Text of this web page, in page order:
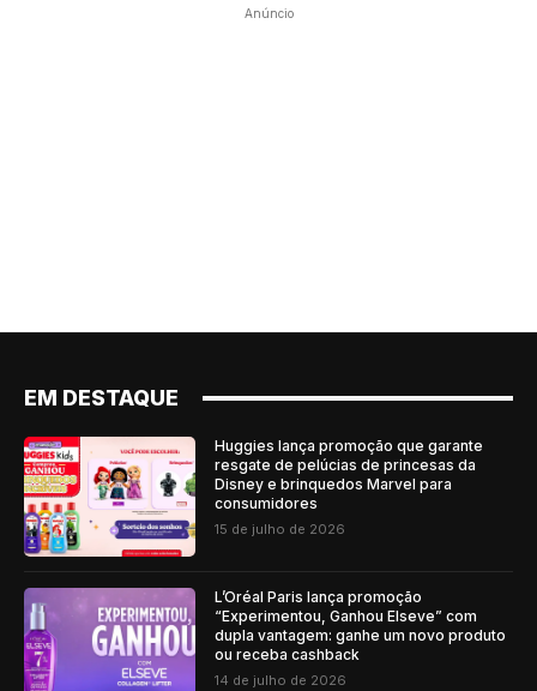
Anúncio
EM DESTAQUE
Huggies lança promoção que garante
resgate de pelúcias de princesas da
Disney e brinquedos Marvel para
consumidores
15 de julho de 2026
L’Oréal Paris lança promoção
“Experimentou, Ganhou Elseve” com
dupla vantagem: ganhe um novo produto
ou receba cashback
14 de julho de 2026